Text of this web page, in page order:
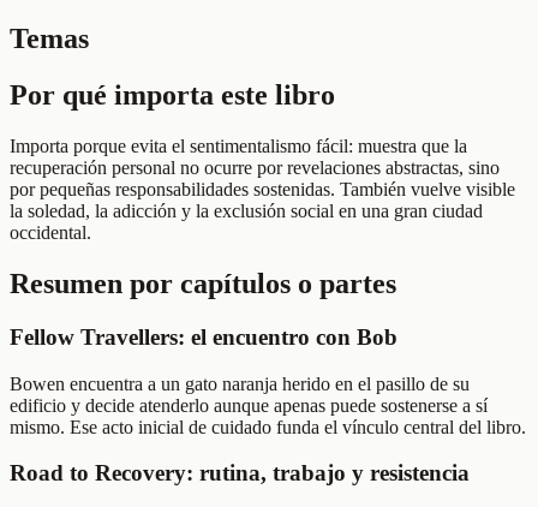
Temas
Por qué importa este libro
Importa porque evita el sentimentalismo fácil: muestra que la
recuperación personal no ocurre por revelaciones abstractas, sino
por pequeñas responsabilidades sostenidas. También vuelve visible
la soledad, la adicción y la exclusión social en una gran ciudad
occidental.
Resumen por capítulos o partes
Fellow Travellers: el encuentro con Bob
Bowen encuentra a un gato naranja herido en el pasillo de su
edificio y decide atenderlo aunque apenas puede sostenerse a sí
mismo. Ese acto inicial de cuidado funda el vínculo central del libro.
Road to Recovery: rutina, trabajo y resistencia